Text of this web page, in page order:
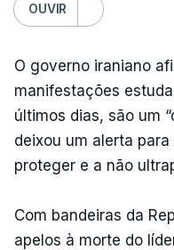
OUVIR
O governo iraniano
manifestações
últimos dias, são um
deixou um alerta
proteger e a não
Com bandeiras da
apelos à morte do